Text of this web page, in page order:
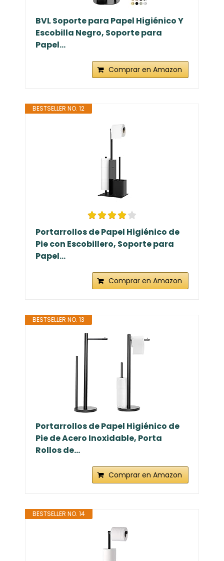
BVL Soporte para Papel Higiénico Y
Escobilla Negro, Soporte para
Papel...
Comprar en Amazon
BESTSELLER NO. 12
Portarrollos de Papel Higiénico de
Pie con Escobillero, Soporte para
Papel...
Comprar en Amazon
BESTSELLER NO. 13
Portarrollos de Papel Higiénico de
Pie de Acero Inoxidable, Porta
Rollos de...
Comprar en Amazon
BESTSELLER NO. 14